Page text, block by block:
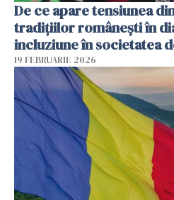
De ce apare tensiunea
tradițiilor românești în
incluziune în societatea
19 FEBRUARIE 2026